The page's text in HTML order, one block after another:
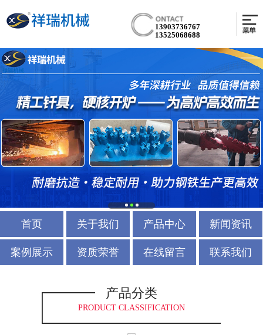
13903736767
13525068688
首页 关于我们 产品中心 新闻资讯
案例展示 资质荣誉 在线留言 联系我们
产品分类
PRODUCT CLASSIFICATION